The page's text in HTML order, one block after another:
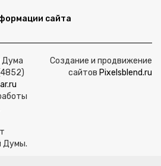
сайта
Дума
Думы.
Создание и продвижение
сайтов Pixelsblend.ru